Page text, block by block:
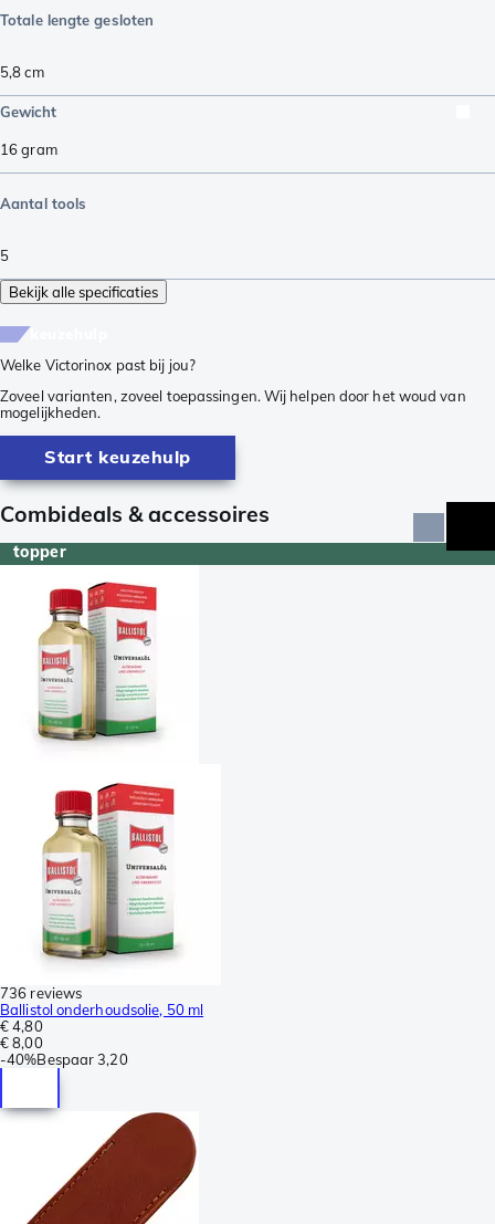
Totale lengte gesloten
5,8cm
Gewicht
16gram
Aantal tools
5
Bekijk alle specificaties
Welke Victorinox past bij jou?
Zoveel varianten, zoveel toepassingen. Wij helpen door het woud van
mogelijkheden.
Start keuzehulp
Combideals & accessoires
topper
736 reviews
Ballistol onderhoudsolie, 50 ml
€ 4,80
€ 8,00
-40%Bespaar 3,20